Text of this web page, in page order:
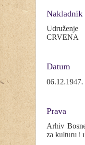
Nakladnik
CRVENA
Datum
06.12.1947.
Prava
Arhiv
za kulturu i